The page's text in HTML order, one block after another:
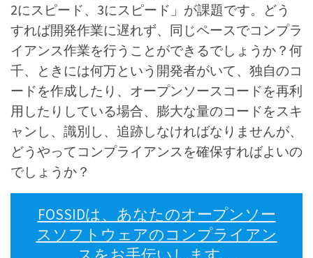
2にスピード、3にスピード」が課題です。どう
すれば開発作業に遅れず、同じペースでコンプラ
イアンス作業を行うことができるでしょうか？何
千、ときには何万という開発者がいて、独自のコ
ードを作成したり、オープンソースコードを再利
用したりしている場合、膨大な量のコードをスキ
ャンし、識別し、追跡しなければなりませんが、
どうやってコンプライアンスを確保すればよいの
でしょうか？
FOSSIDは、あなたのオープンソー
スソフトウェアのコンプライアン